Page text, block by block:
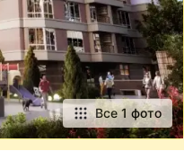
Все 1 фото